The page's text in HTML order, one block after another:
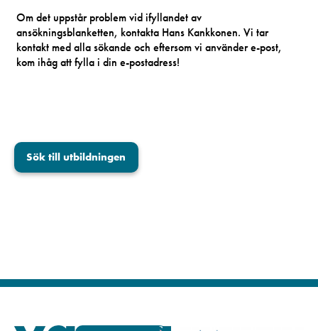
Om det uppstår problem vid ifyllandet av
ansökningsblanketten, kontakta Hans Kankkonen. Vi tar
kontakt med alla sökande och eftersom vi använder e-post,
kom ihåg att fylla i din e-postadress!
Sök till utbildningen